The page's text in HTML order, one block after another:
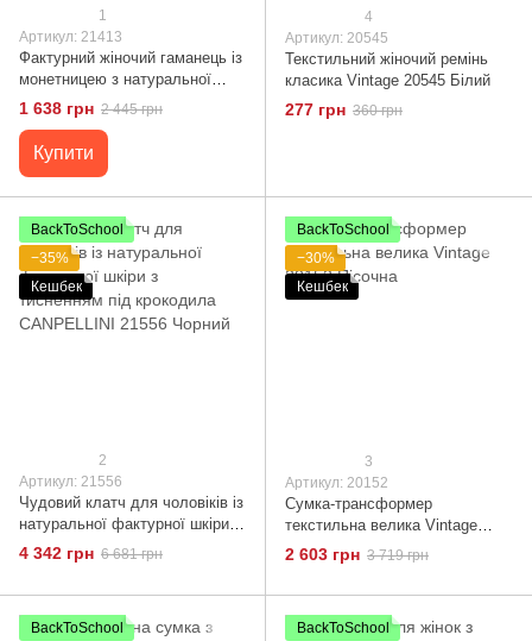
1
Артикул: 21413
Фактурний жіночий гаманець із
монетницею з натуральної
шкіри з тисненням під
крокодила KARYA 21413
Бежевий
1 638 грн 2 445 грн
Купити
4
Артикул: 20545
Текстильний жіночий ремінь
класика Vintage 20545 Білий
277 грн 360 грн
BackToSchool
−35%
Кешбек
2
Артикул: 21556
Чудовий клатч для чоловіків із
натуральної фактурної шкіри з
тисненням під крокодила
CANPELLINI 21556 Чорний
4 342 грн 6 681 грн
BackToSchool
−30%
Кешбек
3
Артикул: 20152
Сумка-трансформер
текстильна велика Vintage
20152 Пісочна
2 603 грн 3 719 грн
BackToSchool
BackToSchool